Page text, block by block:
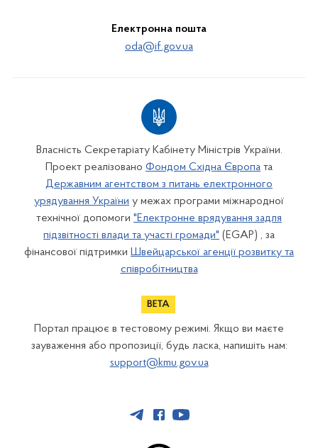
Електронна пошта
oda@if.gov.ua
Власність Секретаріату Кабінету Міністрів України.
Проект реалізовано Фондом Східна Європа та
Державним агентством з питань електронного
урядування України у межах програми міжнародної
технічної допомоги "Електронне врядування задля
підзвітності влади та участі громади" (EGAP) , за
фінансової підтримки Швейцарської агенції розвитку та
співробітництва
Портал працює в тестовому режимі. Якщо ви маєте
зауваження або пропозиції, будь ласка, напишіть нам:
support@kmu.gov.ua